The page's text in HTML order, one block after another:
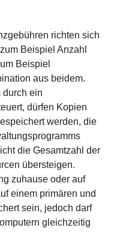
richten sich
Beispiel Anzahl
Beispiel
aus beidem.
durch ein
dürfen Kopien
werden, die
die Gesamtzahl der
übersteigen.
zuhause oder auf
einem primären und
sein, jedoch darf
gleichzeitig